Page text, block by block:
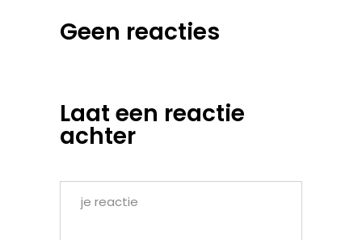
Geen reacties
Laat een reactie
achter